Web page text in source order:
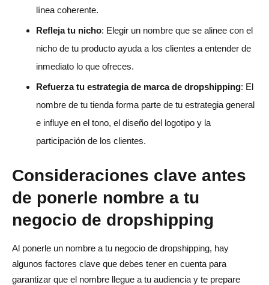
línea coherente.
Refleja tu nicho: Elegir un nombre que se alinee con el
nicho de tu producto ayuda a los clientes a entender de
inmediato lo que ofreces.
Refuerza tu estrategia de marca de dropshipping: El
nombre de tu tienda forma parte de tu estrategia general
e influye en el tono, el diseño del logotipo y la
participación de los clientes.
Consideraciones clave antes
de ponerle nombre a tu
negocio de dropshipping
Al ponerle un nombre a tu negocio de dropshipping, hay
algunos factores clave que debes tener en cuenta para
garantizar que el nombre llegue a tu audiencia y te prepare